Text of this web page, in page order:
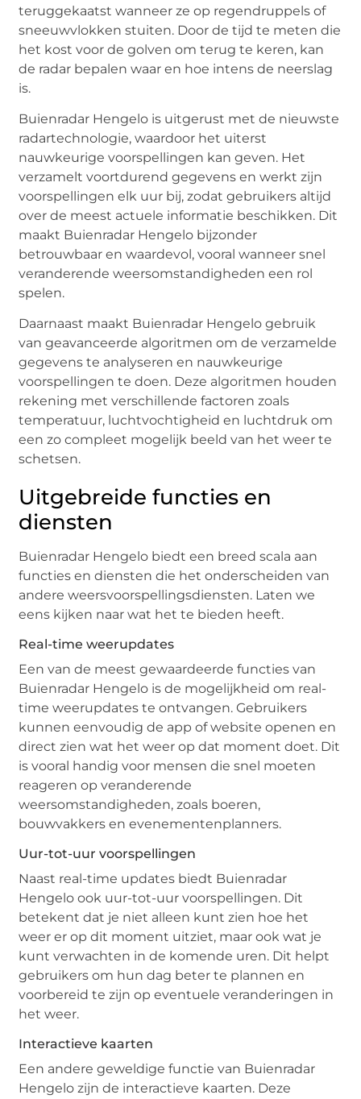
teruggekaatst wanneer ze op regendruppels of
sneeuwvlokken stuiten. Door de tijd te meten die
het kost voor de golven om terug te keren, kan
de radar bepalen waar en hoe intens de neerslag
is.
Buienradar Hengelo is uitgerust met de nieuwste
radartechnologie, waardoor het uiterst
nauwkeurige voorspellingen kan geven. Het
verzamelt voortdurend gegevens en werkt zijn
voorspellingen elk uur bij, zodat gebruikers altijd
over de meest actuele informatie beschikken. Dit
maakt Buienradar Hengelo bijzonder
betrouwbaar en waardevol, vooral wanneer snel
veranderende weersomstandigheden een rol
spelen.
Daarnaast maakt Buienradar Hengelo gebruik
van geavanceerde algoritmen om de verzamelde
gegevens te analyseren en nauwkeurige
voorspellingen te doen. Deze algoritmen houden
rekening met verschillende factoren zoals
temperatuur, luchtvochtigheid en luchtdruk om
een zo compleet mogelijk beeld van het weer te
schetsen.
Uitgebreide functies en
diensten
Buienradar Hengelo biedt een breed scala aan
functies en diensten die het onderscheiden van
andere weersvoorspellingsdiensten. Laten we
eens kijken naar wat het te bieden heeft.
Real-time weerupdates
Een van de meest gewaardeerde functies van
Buienradar Hengelo is de mogelijkheid om real-
time weerupdates te ontvangen. Gebruikers
kunnen eenvoudig de app of website openen en
direct zien wat het weer op dat moment doet. Dit
is vooral handig voor mensen die snel moeten
reageren op veranderende
weersomstandigheden, zoals boeren,
bouwvakkers en evenementenplanners.
Uur-tot-uur voorspellingen
Naast real-time updates biedt Buienradar
Hengelo ook uur-tot-uur voorspellingen. Dit
betekent dat je niet alleen kunt zien hoe het
weer er op dit moment uitziet, maar ook wat je
kunt verwachten in de komende uren. Dit helpt
gebruikers om hun dag beter te plannen en
voorbereid te zijn op eventuele veranderingen in
het weer.
Interactieve kaarten
Een andere geweldige functie van Buienradar
Hengelo zijn de interactieve kaarten. Deze